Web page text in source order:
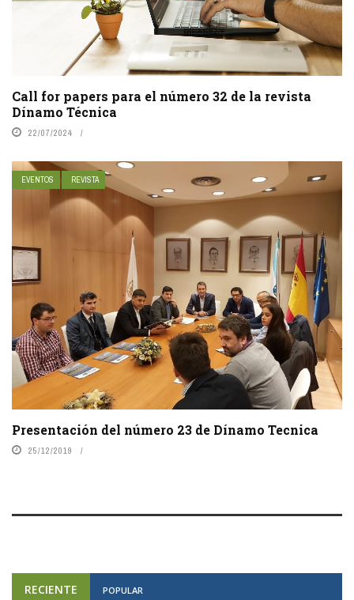
Call for papers para el número 32 de la revista
Dínamo Técnica
22/07/2024
EVENTOS REVISTA
Presentación del número 23 de Dínamo Tecnica
25/12/2019
RECIENTE POPULAR